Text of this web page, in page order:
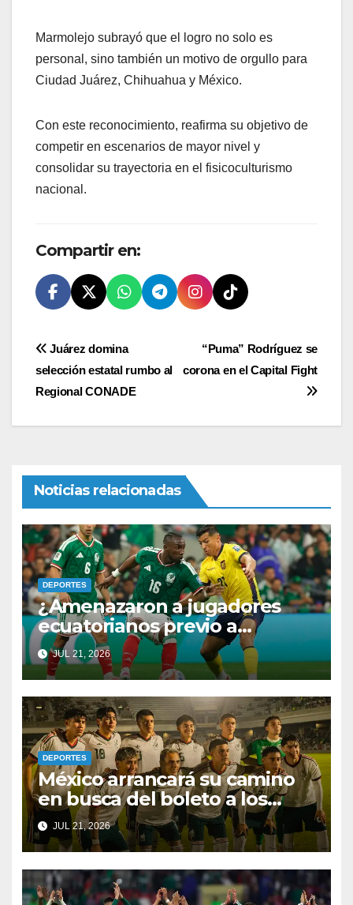
Marmolejo subrayó que el logro no solo es
personal, sino también un motivo de orgullo para
Ciudad Juárez, Chihuahua y México.
Con este reconocimiento, reafirma su objetivo de
competir en escenarios de mayor nivel y
consolidar su trayectoria en el fisicoculturismo
nacional.
Compartir en:
Navegación
de
entradas
“Puma” Rodríguez se
corona en el Capital Fight
Juárez domina
selección estatal rumbo al
Regional CONADE
Noticias relacionadas
DEPORTES
¿Amenazaron a jugadores
ecuatorianos previo a
enfrentar a México? Por fin
rompen el silencio
JUL 21, 2026
DEPORTES
México arrancará su camino
en busca del boleto a los
Juegos Olímpicos y al
Mundial Sub-20
JUL 21, 2026